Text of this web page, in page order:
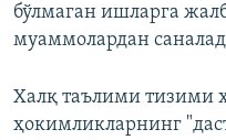
бўлмаган ишларга
муаммолардан
Халқ таълими тизими
ҳокимликларнинг